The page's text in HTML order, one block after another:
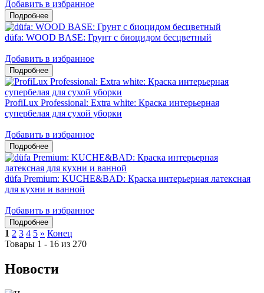
Добавить в избранное
düfa: WOOD BASE: Грунт с биоцидом бесцветный
Добавить в избранное
ProfiLux Professional: Extra white: Краска интерьерная
супербелая для сухой уборки
Добавить в избранное
düfa Premium: KUCHE&BAD: Краска интерьерная латексная
для кухни и ванной
Добавить в избранное
1 2 3 4 5 » Конец
Товары 1 - 16 из 270
Новости